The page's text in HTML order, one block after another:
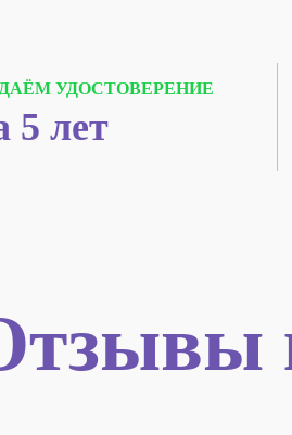
УДОСТОВЕРЕНИЕ
5 лет